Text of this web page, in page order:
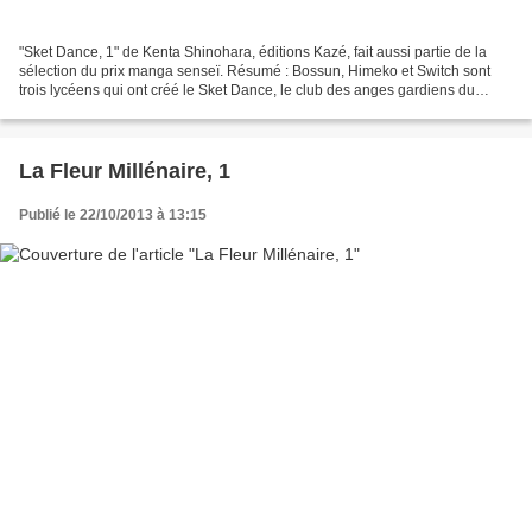
"Sket Dance, 1" de Kenta Shinohara, éditions Kazé, fait aussi partie de la
sélection du prix manga senseï. Résumé : Bossun, Himeko et Switch sont
trois lycéens qui ont créé le Sket Dance, le club des anges gardiens du
La Fleur Millénaire, 1
Publié le 22/10/2013 à 13:15